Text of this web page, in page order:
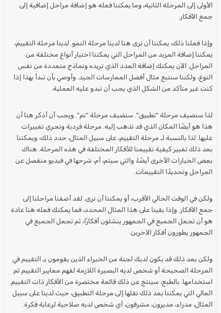
الأولى إلى المرحلة الثانية، وما يمكننا فعله هو إضافة مراحل إضافية إلى
جمع الأفكار
وإذا فعلنا ذلك، يمكننا أن نرى هنا لدينا مرحلة النمو. لدينا مرحلة التقييم،
يمكننا إضافة المزيد من المراحل التي يمكننا اختيار أنواع مختلفة من
المراحل . الآن يمكنك إضافة العدد الذي تريده ونماذج متعددة من نفس
النوع، ولكننا سنتبع مثال أفضل الممارسات الجيد. وأوصي بأن تبدأ بهذا إذا
كنت غير متأكد من الشكل الذي يجب أن تبدو عليه العملية.
لذا سنضيف مرحلة "تطبيق". سنضيف مرحلة "تم". ويجب أن أذكر هنا أن
هذا هو أيضًا المكان الذي قد تذهب إليه. مرحلة فردية وتجري تغييرات
عليها. لذا بالنسبة لـ مرحلة التقييم، على سبيل المثال، حدد ذلك، ويمكننا
بعد ذلك تغيير كيفية تقييمنا للأفكار المختلفة في هذه المرحلة . هناك
بعض الخيارات الأخرى أيضًا، والتي سيتم، أم، شرحها في فيديو منفصل عن
المراحل وتحديدًا التقييمات
ولكن في الوقت الحالي الأقرب، أو يمكننا أن نرى. لقد أضفنا مراحلنا إلى
جمع الأفكار . وإذا بقينا على هذا المثال المحدد، فما يمكنك فعله هنا عادة
هو أن تجعل الجميع في الجمهور ينشئون أفكارًا، ثم تجعل الجميع في
الجمهور يطورون أفكار الآخرين.
ولكن بعد ذلك قد يكون لديك لجنة من الخبراء الذين يقومون بـ التقييم في
المرحلة الصحيحة أو شخص لديه البصيرة اللازمة لفهم معايير التقييم ثم
استخدامها. بالطبع، سينتج عن ذلك قائمة مختصرة من الأفكار ذات التقييم
العالي التي يمكننا بعد ذلك نقلها إلى مرحلة التطبيق، حيث لدينا على سبيل
المثال، مدراء، مديرون، مشرفون، أي شخص لديه صلاحية لرعاية فكرة